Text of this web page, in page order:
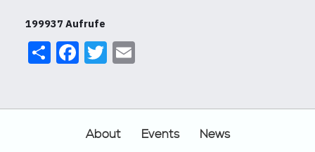
199937 Aufrufe
ShareFacebook
Twitter
About Events News